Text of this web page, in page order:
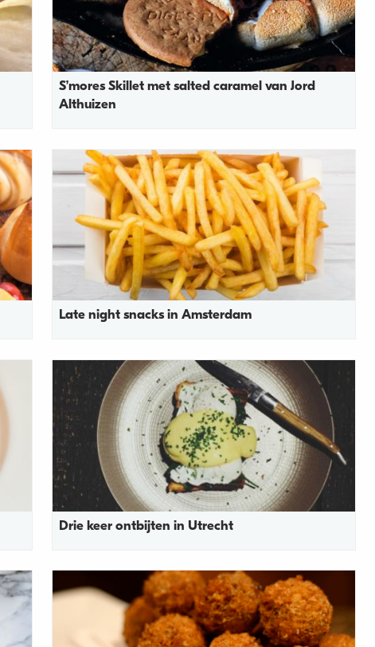
S’mores Skillet met salted caramel van Jord
Althuizen
Late night snacks in Amsterdam
Drie keer ontbijten in Utrecht